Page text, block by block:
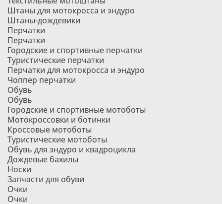
Штаны для мотокросса и эндуро
Штаны-дождевики
Перчатки
Перчатки
Городские и спортивные перчатки
Туристические перчатки
Перчатки для мотокросса и эндуро
Чоппер перчатки
Обувь
Обувь
Городские и спортивные мотоботы
Мотокроссовки и ботинки
Кроссовые мотоботы
Туристические мотоботы
Обувь для эндуро и квадроцикла
Дождевые бахилы
Носки
Запчасти для обуви
Очки
Очки